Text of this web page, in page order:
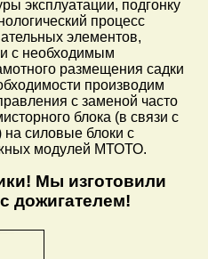
эксплуатации, подгонку
процесс
элементов,
с необходимым
размещения садки
производим
с заменой часто
блока (в связи с
силовые блоки с
модулей МТОТО.
Мы изготовили
дожигателем!